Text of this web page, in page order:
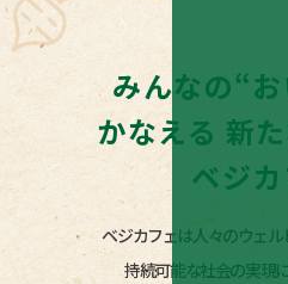
みんなの“
かなえる 新
ベジカ
ベジカフェは人々のウェ
持続可能な社会の実現